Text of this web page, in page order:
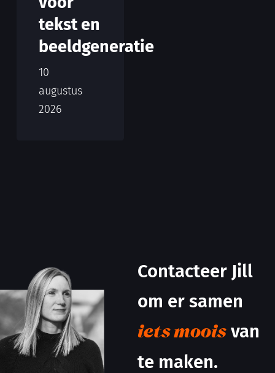
tekst en
beeldgeneratie
10
augustus
2026
Contacteer Jill
om er samen
iets moois van
te maken.